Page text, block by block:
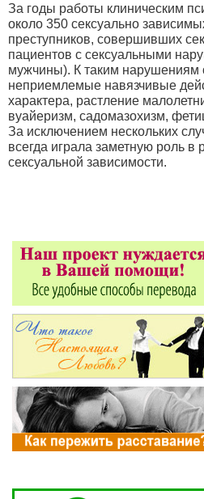
За годы работы клиническим
около 350 сексуально
преступников, совершивших
пациентов с сексуальными
мужчины). К таким нарушениям
неприемлемые навязчивые
характера, растление
вуайеризм, садомазохизм,
За исключением нескольких
всегда играла заметную роль в
сексуальной зависимости.